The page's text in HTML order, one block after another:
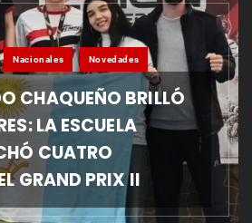
Nacionales Novedades
CHAQUEÑO BRILLÓ
LA ESCUELA
CUATRO
GRAND PRIX II